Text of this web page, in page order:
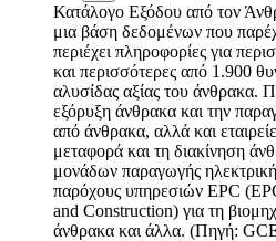
Κατάλογο Εξόδου από τον
μια βάση δεδομένων που
περιέχει πληροφορίες για
και περισσότερες από 1.900
αλυσίδας αξίας του άνθρακα.
εξόρυξη άνθρακα και την
από άνθρακα, αλλά και
μεταφορά και τη διακίνηση
μονάδων παραγωγής
παρόχους υπηρεσιών EPC
and Construction) για τη
άνθρακα και άλλα. (Πηγή: